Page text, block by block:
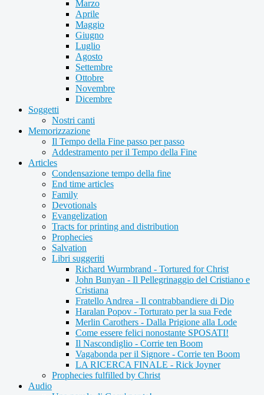
Marzo
Aprile
Maggio
Giugno
Luglio
Agosto
Settembre
Ottobre
Novembre
Dicembre
Soggetti
Nostri canti
Memorizzazione
Il Tempo della Fine passo per passo
Addestramento per il Tempo della Fine
Articles
Condensazione tempo della fine
End time articles
Family
Devotionals
Evangelization
Tracts for printing and distribution
Prophecies
Salvation
Libri suggeriti
Richard Wurmbrand - Tortured for Christ
John Bunyan - Il Pellegrinaggio del Cristiano e
Cristiana
Fratello Andrea - Il contrabbandiere di Dio
Haralan Popov - Torturato per la sua Fede
Merlin Carothers - Dalla Prigione alla Lode
Come essere felici nonostante SPOSATI!
Il Nascondiglio - Corrie ten Boom
Vagabonda per il Signore - Corrie ten Boom
LA RICERCA FINALE - Rick Joyner
Prophecies fulfilled by Christ
Audio